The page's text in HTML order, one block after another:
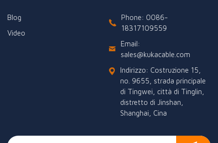
Blog
Video
Phone: 0086-
18317109559
Email:
sales@kukacable.com
Indirizzo: Costruzione 15,
no. 9655, strada principale
di Tingwei, città di Tinglin,
distretto di Jinshan,
Shanghai, Cina